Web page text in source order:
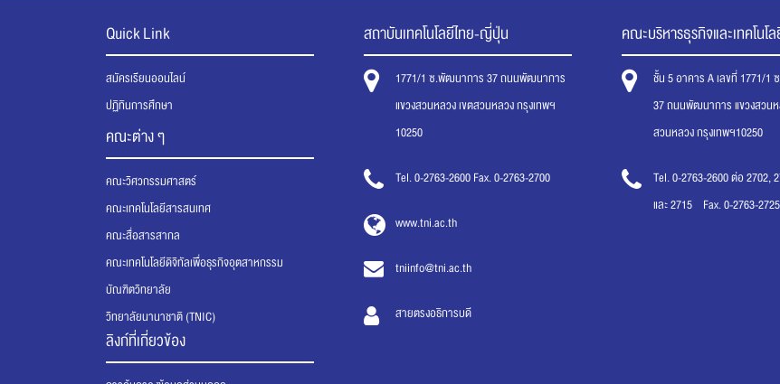
Quick Link
สมัครเรียนออนไลน์
ปฏิทินการศึกษา
คณะต่าง ๆ
คณะวิศวกรรมศาสตร์
คณะเทคโนโลยีสารสนเทศ
คณะสื่อสารสากล
คณะเทคโนโลยีดิจิทัลเพื่อธุรกิจอุตสาหกรรม
บัณฑิตวิทยาลัย
วิทยาลัยนานาชาติ (TNIC)
ลิงก์ที่เกี่ยวข้อง
สถาบันเทคโนโลยีไทย-ญี่ปุ่น
1771/1 ซ.พัฒนาการ 37 ถนนพัฒนาการ
แขวงสวนหลวง เขตสวนหลวง กรุงเทพฯ
10250
Tel. 0-2763-2600 Fax. 0-2763-2700
www.tni.ac.th
tniinfo@tni.ac.th
สายตรงอธิการบดี
คณะบริหารธุรกิจและเทคโนโ
ชั้น 5 อาคาร A เลขที่ 1771/
37 ถนนพัฒนาการ แขวงสวนห
สวนหลวง กรุงเทพฯ10250
Tel. 0-2763-2600 ต่อ 2702,
และ 2715 Fax. 0-2763-2725